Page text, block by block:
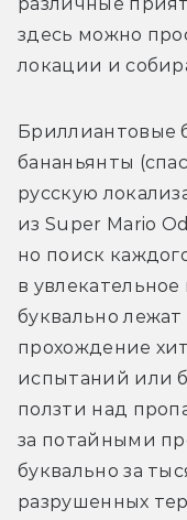
здесь можно
локации и
Бриллиантовые
бананьянты
русскую
из Super Mario
но поиск
в
буквально
прохождение
испытаний или
ползти над
за потайными
буквально за
разрушенных